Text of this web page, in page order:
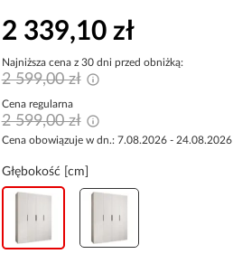
2 339,10 zł
Najniższa cena z 30 dni przed obniżką:
2 599,00 zł
Cena regularna
2 599,00 zł
Cena obowiązuje w dn.: 7.08.2026 - 24.08.2026
Głębokość [cm]